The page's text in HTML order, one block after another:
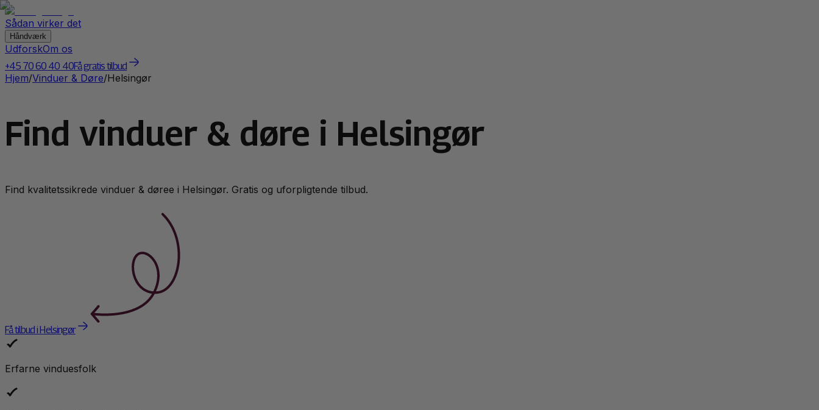
Sådan virker det
Håndværk
UdforskOm os
+45 70 60 40 40Få gratis tilbud
Hjem/Vinduer & Døre/Helsingør
Find vinduer & døre i Helsingør
Find kvalitetssikrede vinduer & døree i Helsingør. Gratis og uforpligtende tilbud.
Få tilbud i Helsingør
Erfarne vinduesfolk